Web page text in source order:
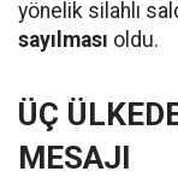
yönelik silahlı
sayılması oldu.
ÜÇ
MESAJI